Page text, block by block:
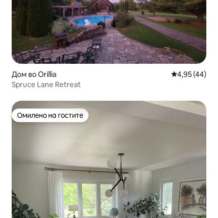
Дом во Orillia Просечна
4,95 (44)
Spruce Lane Retreat
Омилено на гостите
Омилено на гостите